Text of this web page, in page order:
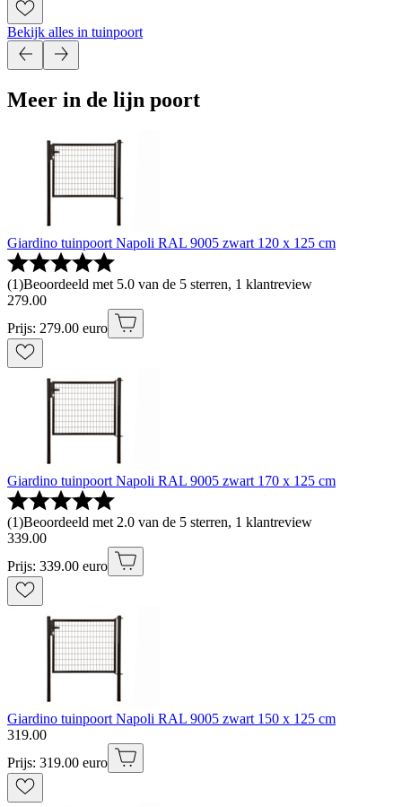
Bekijk alles in tuinpoort
Meer in de lijn poort
Giardino tuinpoort Napoli RAL 9005 zwart 120 x 125 cm
(1)Beoordeeld met 5.0 van de 5 sterren, 1 klantreview
279.00
Prijs: 279.00 euro
Giardino tuinpoort Napoli RAL 9005 zwart 170 x 125 cm
(1)Beoordeeld met 2.0 van de 5 sterren, 1 klantreview
339.00
Prijs: 339.00 euro
Giardino tuinpoort Napoli RAL 9005 zwart 150 x 125 cm
319.00
Prijs: 319.00 euro